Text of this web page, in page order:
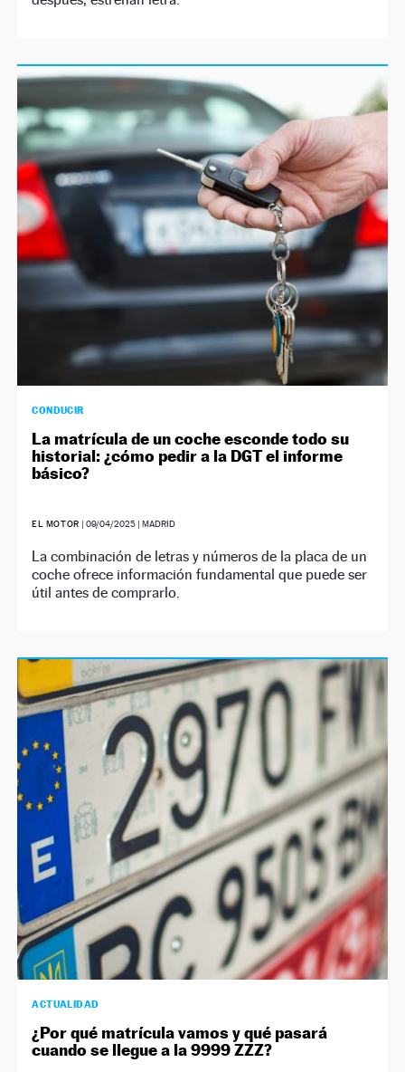
CONDUCIR
La matrícula de un coche esconde todo su
historial: ¿cómo pedir a la DGT el informe
básico?
EL MOTOR | 09/04/2025| MADRID
La combinación de letras y números de la placa de un
coche ofrece información fundamental que puede ser
útil antes de comprarlo.
ACTUALIDAD
¿Por qué matrícula vamos y qué pasará
cuando se llegue a la 9999 ZZZ?